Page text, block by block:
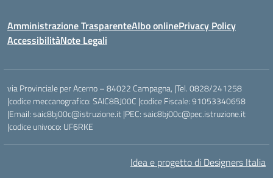
Amministrazione TrasparenteAlbo onlinePrivacy Policy
AccessibilitàNote Legali
via Provinciale per Acerno – 84022 Campagna, |Tel. 0828/241258
|codice meccanografico: SAIC8BJ00C |codice Fiscale: 91053340658
|Email: saic8bj00c@istruzione.it |PEC: saic8bj00c@pec.istruzione.it
|codice univoco: UF6RKE
Idea e progetto di Designers Italia